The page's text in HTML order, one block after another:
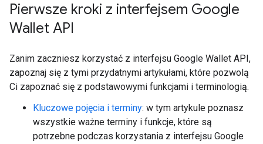
Pierwsze kroki z interfejsem Google
Wallet API
Zanim zaczniesz korzystać z interfejsu Google Wallet API,
zapoznaj się z tymi przydatnymi artykułami, które pozwolą
Ci zapoznać się z podstawowymi funkcjami i terminologią.
Kluczowe pojęcia i terminy: w tym artykule poznasz
wszystkie ważne terminy i funkcje, które są
potrzebne podczas korzystania z interfejsu Google